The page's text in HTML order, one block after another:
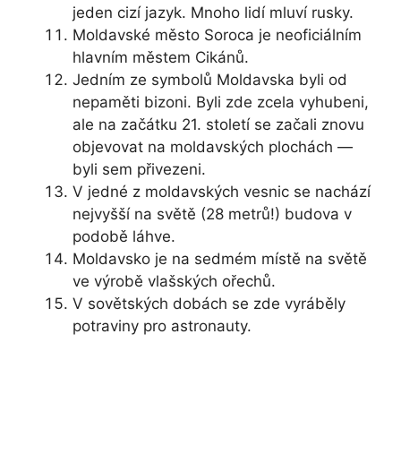
jeden cizí jazyk. Mnoho lidí mluví rusky.
Moldavské město Soroca je neoficiálním
hlavním městem Cikánů.
Jedním ze symbolů Moldavska byli od
nepaměti bizoni. Byli zde zcela vyhubeni,
ale na začátku 21. století se začali znovu
objevovat na moldavských plochách —
byli sem přivezeni.
V jedné z moldavských vesnic se nachází
nejvyšší na světě (28 metrů!) budova v
podobě láhve.
Moldavsko je na sedmém místě na světě
ve výrobě vlašských ořechů.
V sovětských dobách se zde vyráběly
potraviny pro astronauty.